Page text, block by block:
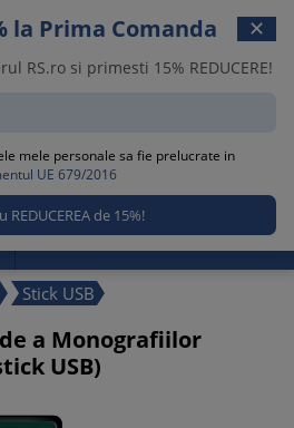
021 209 45 12

Reduceri
Stick USB
la Prima Comanda ✕
RS.ro si primesti 15% REDUCERE!
mele personale sa fie prelucrate in
UE 679/2016
a Monografiilor
USB)